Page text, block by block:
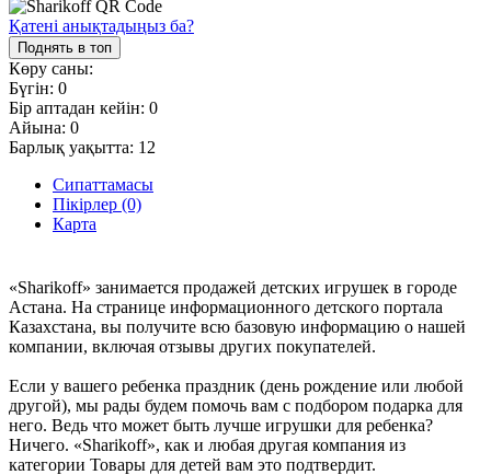
Қатені анықтадыңыз ба?
Поднять в топ
Көру саны:
Бүгін: 0
Бір аптадан кейін: 0
Айына: 0
Барлық уақытта: 12
Сипаттамасы
Пікірлер (0)
Карта
«Sharikoff» занимается продажей детских игрушек в городе
Астана. На странице информационного детского портала
Казахстана, вы получите всю базовую информацию о нашей
компании, включая отзывы других покупателей.
Если у вашего ребенка праздник (день рождение или любой
другой), мы рады будем помочь вам с подбором подарка для
него. Ведь что может быть лучше игрушки для ребенка?
Ничего. «Sharikoff», как и любая другая компания из
категории Товары для детей вам это подтвердит.